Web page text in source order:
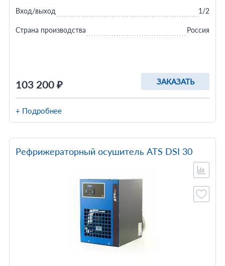
103 200 ₽ ЗАКАЗАТЬ
Вход/выход 1/2
Страна производства Россия
+ Подробнее
Рефрижераторный осушитель ATS DSI 30